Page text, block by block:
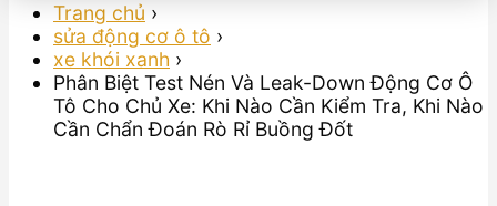
Trang chủ ›
sửa động cơ ô tô ›
xe khói xanh ›
Phân Biệt Test Nén Và Leak-Down Động Cơ Ô
Tô Cho Chủ Xe: Khi Nào Cần Kiểm Tra, Khi Nào
Cần Chẩn Đoán Rò Rỉ Buồng Đốt